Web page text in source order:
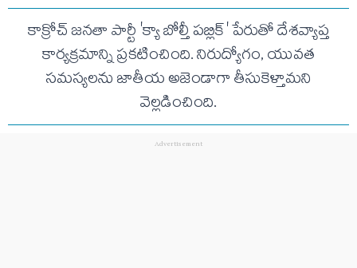
కాక్రోచ్ జనతా పార్టీ 'క్యా బోల్తీ పబ్లిక్' పేరుతో దేశవ్యాప్త
కార్యక్రమాన్ని ప్రకటించింది. నిరుద్యోగం, యువత
సమస్యలను జాతీయ అజెండాగా తీసుకెళ్తామని
వెల్లడించింది.